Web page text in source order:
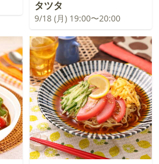
タツタ
9/18 (月) 19:00〜20:00